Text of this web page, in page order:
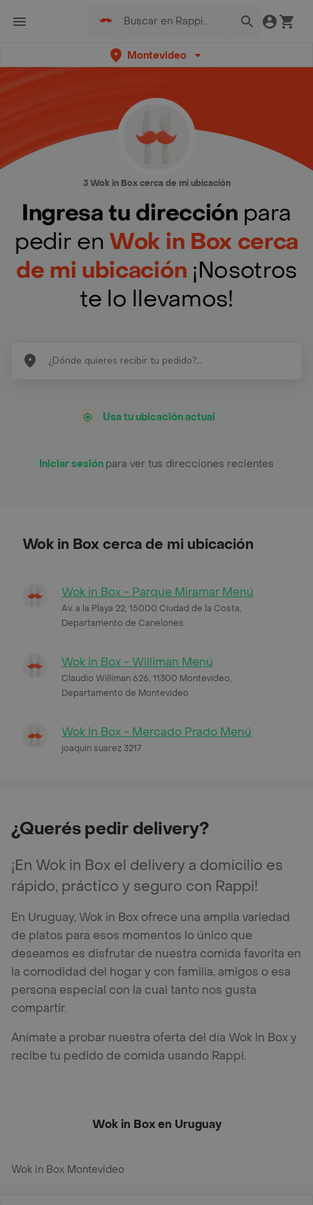
Montevideo
3 Wok in Box cerca de mi ubicación
Ingresa tu dirección para
pedir en Wok in Box cerca
de mi ubicación ¡Nosotros
te lo llevamos!
Usa tu ubicación actual
Iniciar sesión para ver tus direcciones recientes
Wok in Box cerca de mi ubicación
Wok in Box - Parque Miramar Menú
Av. a la Playa 22, 15000 Ciudad de la Costa,
Departamento de Canelones
Wok in Box - Williman Menú
Claudio Williman 626, 11300 Montevideo,
Departamento de Montevideo
Wok in Box - Mercado Prado Menú
joaquin suarez 3217
¿Querés pedir delivery?
¡En Wok in Box el delivery a domicilio es
rápido, práctico y seguro con Rappi!
En Uruguay, Wok in Box ofrece una amplia variedad
de platos para esos momentos lo único que
deseamos es disfrutar de nuestra comida favorita en
la comodidad del hogar y con familia, amigos o esa
persona especial con la cual tanto nos gusta
compartir.
Anímate a probar nuestra oferta del día Wok in Box y
recibe tu pedido de comida usando Rappi.
Wok in Box en Uruguay
Wok in Box Montevideo